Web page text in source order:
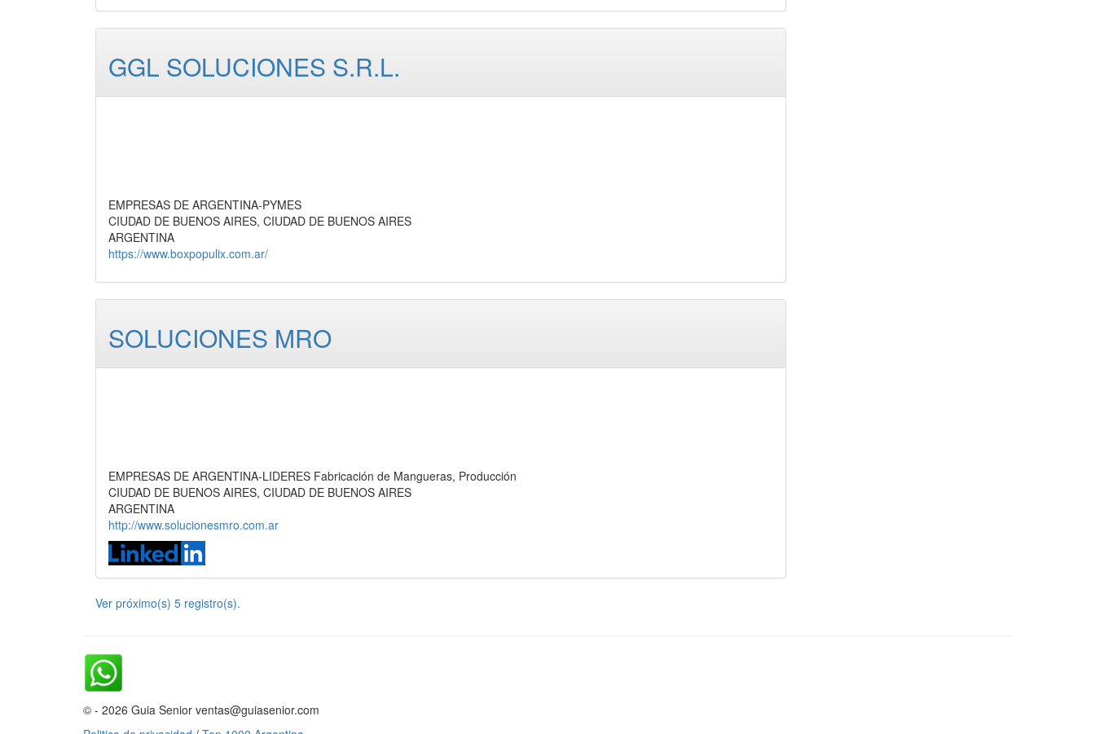
GGL SOLUCIONES S.R.L.
EMPRESAS DE ARGENTINA-PYMES
CIUDAD DE BUENOS AIRES, CIUDAD DE BUENOS AIRES
ARGENTINA
https://www.boxpopulix.com.ar/
SOLUCIONES MRO
EMPRESAS DE ARGENTINA-LIDERES Fabricación de Mangueras, Producción
CIUDAD DE BUENOS AIRES, CIUDAD DE BUENOS AIRES
ARGENTINA
http://www.solucionesmro.com.ar
Ver próximo(s) 5 registro(s).
© - 2026 Guia Senior ventas@guiasenior.com